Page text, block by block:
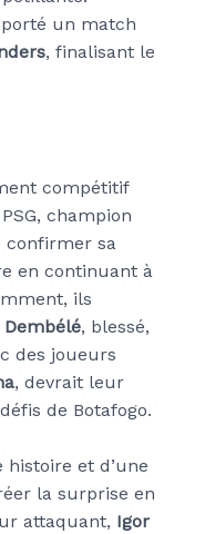
un match
, finalisant le
compétitif
champion
confirmer sa
en continuant à
ils
, blessé,
des joueurs
, devrait leur
de Botafogo.
histoire et d’une
la surprise en
attaquant, Igor